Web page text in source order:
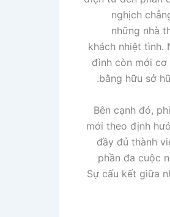
nghịch
những nhà
khách nhiệt tình.
đình còn mới cơ
bằng hữu sở
Bên cạnh đó,
mới theo định
đầy đủ thành
phần đa cuộc
Sự cấu kết giữa